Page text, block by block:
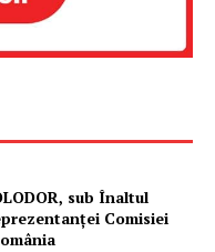
sub Înaltul
Comisiei